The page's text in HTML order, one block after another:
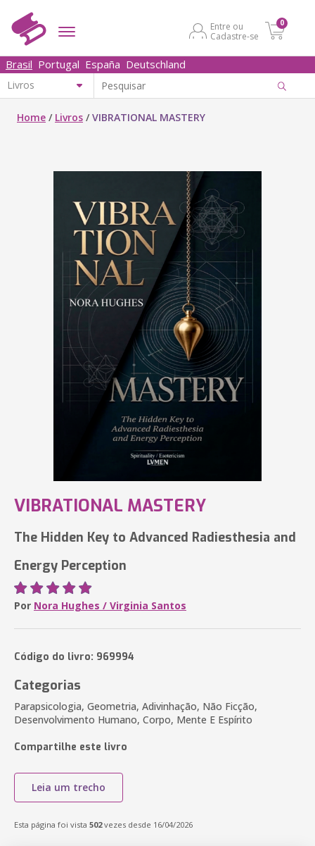
Entre ou
Cadastre-se
0
Brasil Portugal España Deutschland
Home / Livros /VIBRATIONAL MASTERY
VIBRATIONAL MASTERY
The Hidden Key to Advanced Radiesthesia and
Energy Perception
Por Nora Hughes / Virginia Santos
Código do livro: 969994
Categorias
Parapsicologia, Geometria, Adivinhação, Não Ficção,
Desenvolvimento Humano, Corpo, Mente E Espírito
Compartilhe este livro
Leia um trecho
Esta página foi vista 502vezes desde 16/04/2026